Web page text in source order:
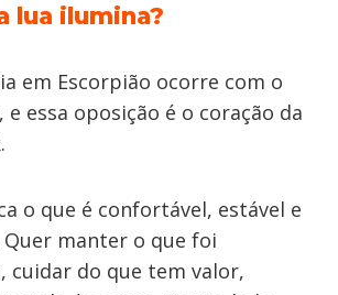
lua ilumina?
em Escorpião ocorre com o
e essa oposição é o coração da
o que é confortável, estável e
Quer manter o que foi
cuidar do que tem valor,